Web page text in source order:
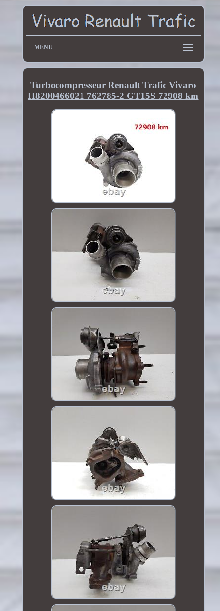
MENU
Turbocompresseur Renault Trafic Vivaro
H8200466021 762785-2 GT15S 72908 km